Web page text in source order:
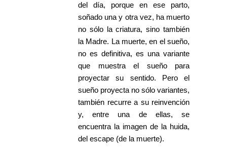
del día, porque en ese parto,
soñado una y otra vez, ha muerto
no sólo la criatura, sino también
la Madre. La muerte, en el sueño,
no es definitiva, es una variante
que muestra el sueño para
proyectar su sentido. Pero el
sueño proyecta no sólo variantes,
también recurre a su reinvención
y, entre una de ellas, se
encuentra la imagen de la huida,
del escape (de la muerte).